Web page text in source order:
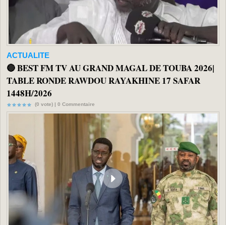
ACTUALITE
🔴 BEST FM TV AU GRAND MAGAL DE TOUBA 2026|
TABLE RONDE RAWDOU RAYAKHINE 17 SAFAR
1448H/2026
(0 vote) | 0 Commentaire